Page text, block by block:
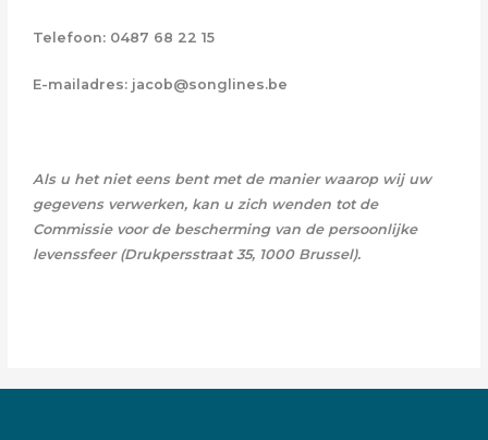
Telefoon: 0487 68 22 15
E-mailadres: jacob@songlines.be
Als u het niet eens bent met de manier waarop wij uw
gegevens verwerken, kan u zich wenden tot de
Commissie voor de bescherming van de persoonlijke
levenssfeer (Drukpersstraat 35, 1000 Brussel).